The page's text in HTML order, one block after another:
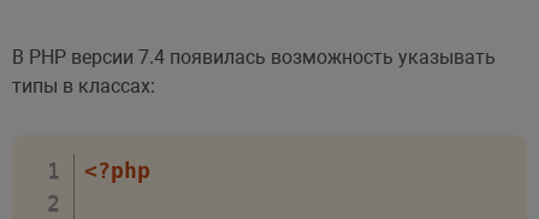
В PHP версии 7.4 появилась возможность указывать
типы в классах:
<?php